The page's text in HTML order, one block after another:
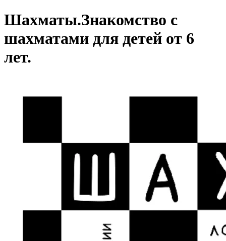
Шахматы.Знакомство с
шахматами для детей от 6
лет.